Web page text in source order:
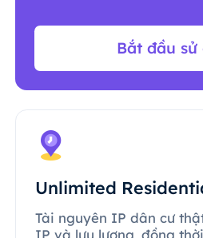
Bắt đầu sử
Unlimited
Tài nguyên IP dân cư